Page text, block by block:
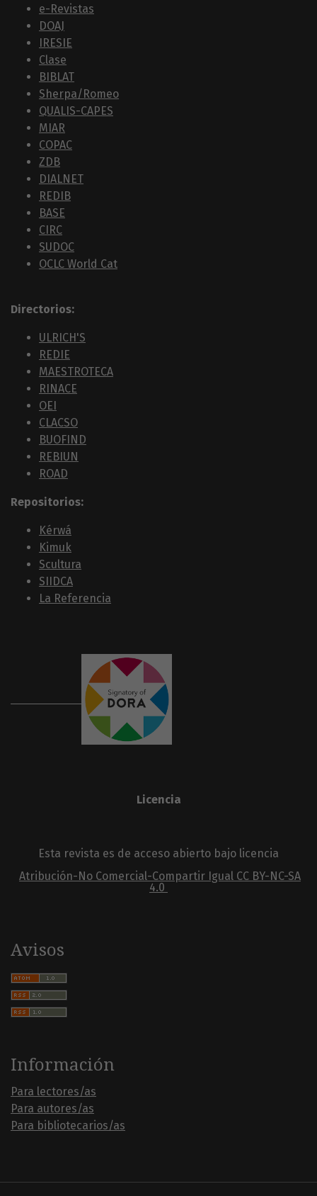
e-Revistas
DOAJ
IRESIE
Clase
BIBLAT
Sherpa/Romeo
QUALIS-CAPES
MIAR
COPAC
ZDB
DIALNET
REDIB
BASE
CIRC
SUDOC
OCLC World Cat
Directorios:
ULRICH'S
REDIE
MAESTROTECA
RINACE
OEI
CLACSO
BUOFIND
REBIUN
ROAD
Repositorios:
Kérwá
Kimuk
Scultura
SIIDCA
La Referencia
Licencia
Esta revista es de acceso abierto bajo licencia
Atribución-No Comercial-Compartir Igual CC BY-NC-SA
4.0
Avisos
Información
Para lectores/as
Para autores/as
Para bibliotecarios/as